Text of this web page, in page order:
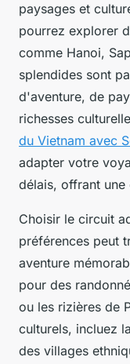
paysages et
pourrez explorer
comme Hanoi,
splendides sont
d'aventure, de
richesses
du Vietnam avec
adapter votre
délais, offrant une
Choisir le circuit
préférences peut
aventure
pour des
ou les rizières de
culturels, incluez
des villages